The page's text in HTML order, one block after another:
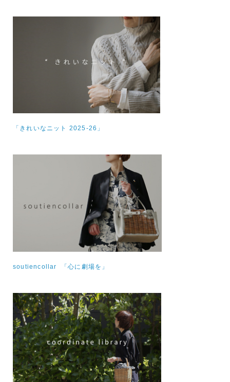
「きれいなニット 2025-26」
soutiencollar 「心に劇場を」